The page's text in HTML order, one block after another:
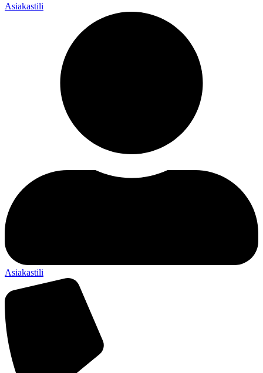
Asiakastili
Asiakastili